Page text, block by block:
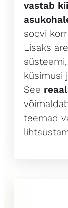
vastab
soovi
Lisaks
küsimusi
See
teemad